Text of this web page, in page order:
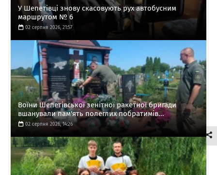
У Шепетівці знову скасовують рух автобусним
маршрутом № 6
02 серпня 2026, 21:57
Воїни Шепетівської зенітної ракетної бригади
вшанували пам'ять полеглих побратимів...
02 серпня 2026, 14:26